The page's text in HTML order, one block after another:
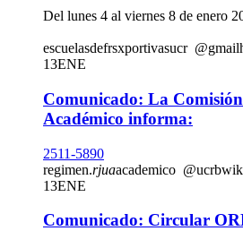
Del lunes 4 al viernes 8 de enero
escuelasdefrsxportivasucr @gmail
13ENE
Comunicado: La
Académico informa:
2511-5890
regimen.rjuaacademico @ucrbwik
13ENE
Comunicado: Circular